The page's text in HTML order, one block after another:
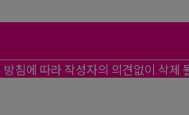
침에 따라 작성자의 의견없이 삭제